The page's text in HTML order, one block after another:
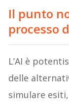
Il punto
processo
L’AI è
delle
simulare